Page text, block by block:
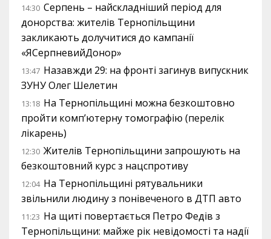
14:30 Серпень – найскладніший період для
донорства: жителів Тернопільщини
закликають долучитися до кампанії
«ЯСерпневийДонор»
13:47 Назавжди 29: на фронті загинув випускник
ЗУНУ Олег Шелетин
13:18 На Тернопільщині можна безкоштовно
пройти комп’ютерну томографію (перелік
лікарень)
12:30 Жителів Тернопільщини запрошують на
безкоштовний курс з нацспротиву
12:04 На Тернопільщині рятувальники
звільнили людину з понівеченого в ДТП авто
11:23 На щиті повертається Петро Федів з
Тернопільщини: майже рік невідомості та надії